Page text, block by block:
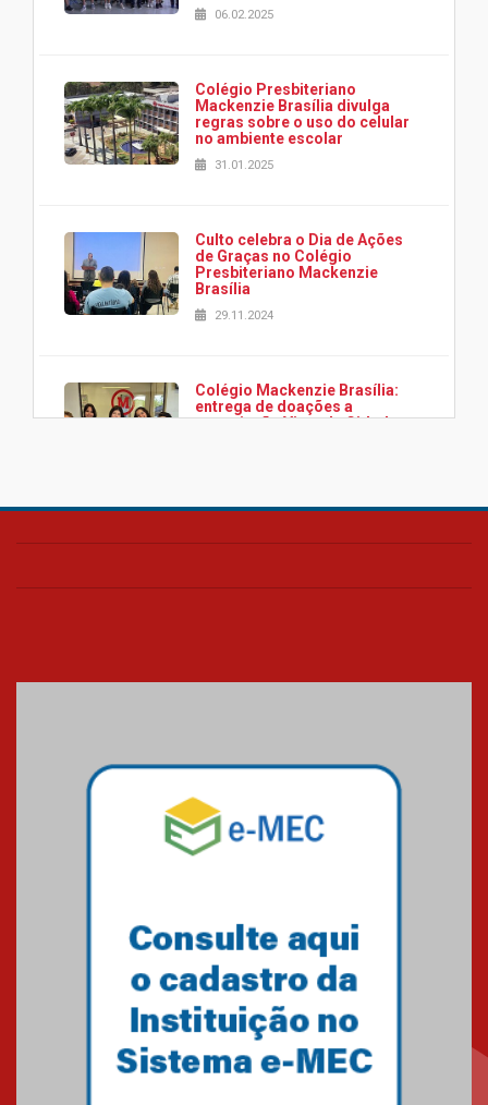
06.02.2025
Colégio Presbiteriano
Mackenzie Brasília divulga
regras sobre o uso do celular
no ambiente escolar
31.01.2025
Culto celebra o Dia de Ações
de Graças no Colégio
Presbiteriano Mackenzie
Brasília
29.11.2024
Colégio Mackenzie Brasília:
entrega de doações a
associação Viver da Cidade
Colégio Presbiteriano
os funcionários
07.11.2024
Equipe de saltos ornamentais
do Mackenzie Brasília
Gravação do projeto “Mais de
31 mil vozes com a Palavra” é
realizado no Colégio
Mackenzie Brasília
25.10.2024